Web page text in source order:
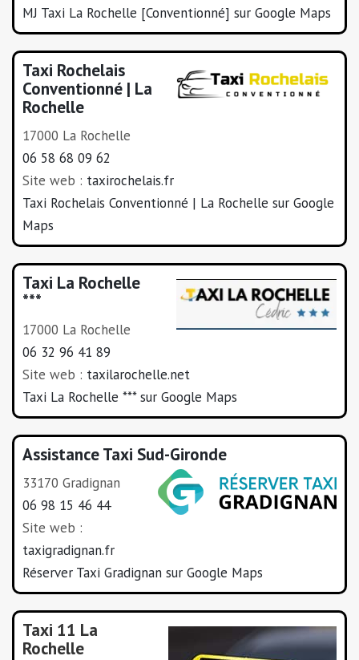
MJ Taxi La Rochelle [Conventionné] sur Google Maps
Taxi Rochelais
Conventionné | La
Rochelle
17000 La Rochelle
06 58 68 09 62
Site web : taxirochelais.fr
Taxi Rochelais Conventionné | La Rochelle sur Google
Maps
Taxi La Rochelle
***
17000 La Rochelle
06 32 96 41 89
Site web : taxilarochelle.net
Taxi La Rochelle *** sur Google Maps
Assistance Taxi Sud-Gironde
33170 Gradignan
06 98 15 46 44
Site web :
taxigradignan.fr
Réserver Taxi Gradignan sur Google Maps
Taxi 11 La
Rochelle